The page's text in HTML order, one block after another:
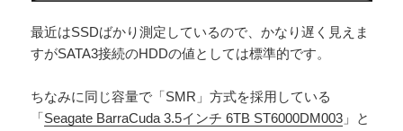
最近はSSDばかり測定しているので、かなり遅く見えま
すがSATA3接続のHDDの値としては標準的です。
ちなみに同じ容量で「SMR」方式を採用している
「Seagate BarraCuda 3.5インチ 6TB ST6000DM003 」と